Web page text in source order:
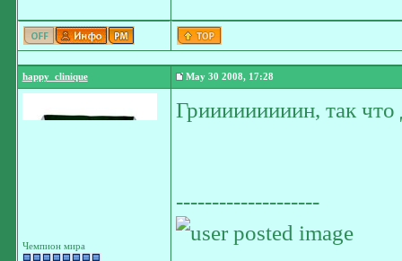
happy_clinique May 30 2008, 17:28
Чемпион мира
Грииииииииин, так
--------------------